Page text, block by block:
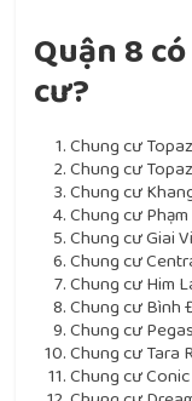
Quận 8
cư?
Chung cư
Chung cư
Chung cư
Chung cư
Chung cư Giai
Chung cư
Chung cư Him
Chung cư Bình
Chung cư
Chung cư Tara
Chung cư